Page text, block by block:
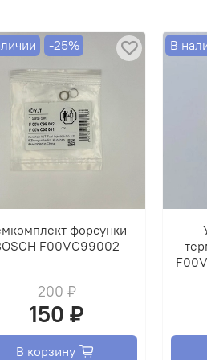
-25%
форсунки
F00VC99002
200 ₽
150 ₽
В корзину
В